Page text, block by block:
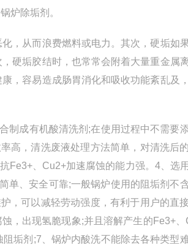
炉除垢剂。
，从而浪费燃料或电力。其次，硬垢如
硬垢胶结时，也常常会附着大量重金属
，容易造成肠胃消化和吸收功能紊乱及
成有机酸清洗剂;在使用过程中不需要
高，清洗废液处理方法简单，对清洗后
Fe3+、Cu2+加速腐蚀的能力强。4、选
单、安全可靠;一般锅炉使用的阻垢剂不
，可以减轻劳动强度，有利于用户的直
，出现氢脆现象;并且溶解产生的Fe3+、
垢剂;7、锅炉内酸洗不能除去各种类型